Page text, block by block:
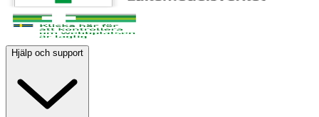
Hjälp och support